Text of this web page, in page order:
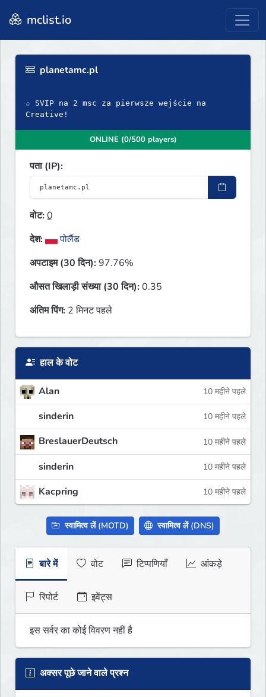
mclist.io
planetamc.pl
✩ SVIP na 2 msc za pierwsze wejście na
Creative!
ONLINE (0/500 players)
पता (IP):
वोट:0
देश:
पोलैंड
अपटाइम (30 दिन):97.76%
औसत खिलाड़ी संख्या (30 दिन):0.35
अंतिम पिंग: 2 मिनट पहले
हाल के वोट
Alan 10 महीने पहले
sinderin 10 महीने पहले
BreslauerDeutsch 10 महीने पहले
sinderin 10 महीने पहले
Kacpring 10 महीने पहले
स्वामित्व लें (MOTD) स्वामित्व लें (DNS)
बारे में वोट टिप्पणियाँ आंकड़े
रिपोर्ट इवेंट्स
इस सर्वर का कोई विवरण नहीं है
अक्सर पूछे जाने वाले प्रश्न